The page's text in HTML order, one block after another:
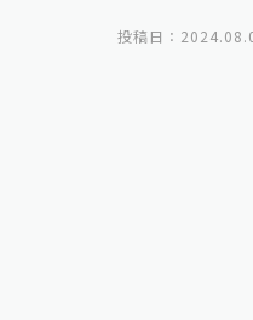
投稿日：